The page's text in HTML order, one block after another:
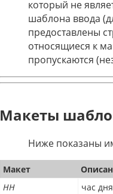
который не
шаблона ввода
предоставлены
относящиеся к
пропускаются
Макеты
Ниже показаны
Макет
HH
час